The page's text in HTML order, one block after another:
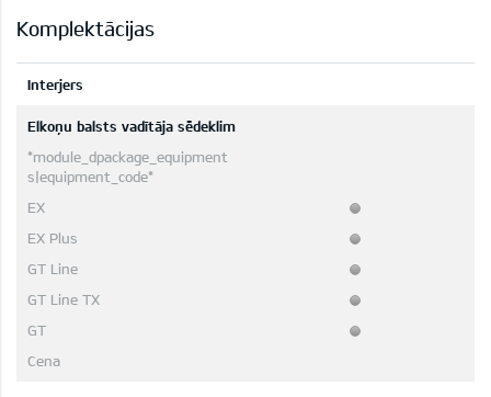
Komplektācijas
Interjers
Elkoņu balsts vadītāja sēdeklim